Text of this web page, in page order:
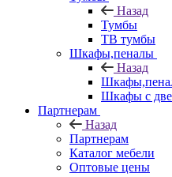
Назад
Тумбы
ТВ тумбы
Шкафы,пеналы
Назад
Шкафы с
Партнерам
Назад
Партнерам
Каталог мебели
Оптовые цены